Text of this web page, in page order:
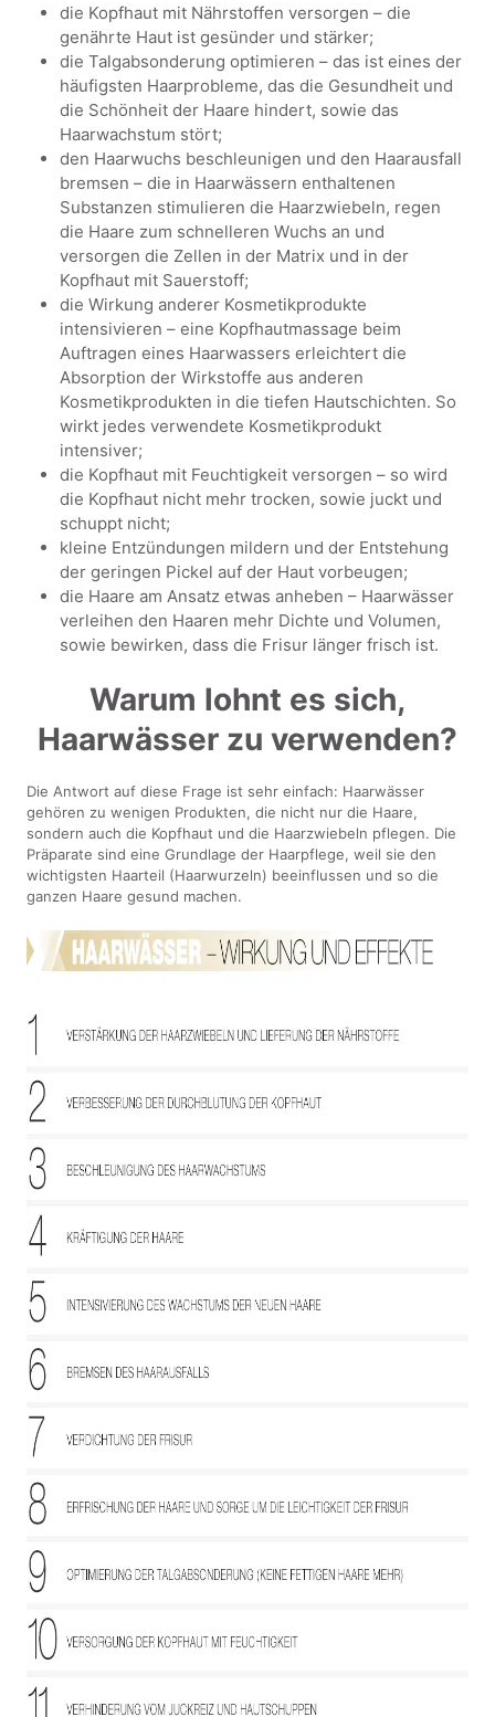
die Kopfhaut mit Nährstoffen versorgen – die
genährte Haut ist gesünder und stärker;
die Talgabsonderung optimieren – das ist eines der
häufigsten Haarprobleme, das die Gesundheit und
die Schönheit der Haare hindert, sowie das
Haarwachstum stört;
den Haarwuchs beschleunigen und den Haarausfall
bremsen – die in Haarwässern enthaltenen
Substanzen stimulieren die Haarzwiebeln, regen
die Haare zum schnelleren Wuchs an und
versorgen die Zellen in der Matrix und in der
Kopfhaut mit Sauerstoff;
die Wirkung anderer Kosmetikprodukte
intensivieren – eine Kopfhautmassage beim
Auftragen eines Haarwassers erleichtert die
Absorption der Wirkstoffe aus anderen
Kosmetikprodukten in die tiefen Hautschichten. So
wirkt jedes verwendete Kosmetikprodukt
intensiver;
die Kopfhaut mit Feuchtigkeit versorgen – so wird
die Kopfhaut nicht mehr trocken, sowie juckt und
schuppt nicht;
kleine Entzündungen mildern und der Entstehung
der geringen Pickel auf der Haut vorbeugen;
die Haare am Ansatz etwas anheben – Haarwässer
verleihen den Haaren mehr Dichte und Volumen,
sowie bewirken, dass die Frisur länger frisch ist.
Warum lohnt es sich,
Haarwässer zu verwenden?
Die Antwort auf diese Frage ist sehr einfach: Haarwässer
gehören zu wenigen Produkten, die nicht nur die Haare,
sondern auch die Kopfhaut und die Haarzwiebeln pflegen. Die
Präparate sind eine Grundlage der Haarpflege, weil sie den
wichtigsten Haarteil (Haarwurzeln) beeinflussen und so die
ganzen Haare gesund machen.